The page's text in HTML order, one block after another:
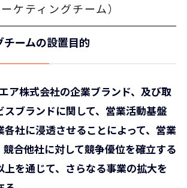
ケティングチーム）
チームの設置目的
ア株式会社の企業ブランド、及び取
スブランドに関して、営業活動基盤
各社に浸透させることによって、営業
合他社に対して競争優位を確立する
上を通じて、さらなる事業の拡大を